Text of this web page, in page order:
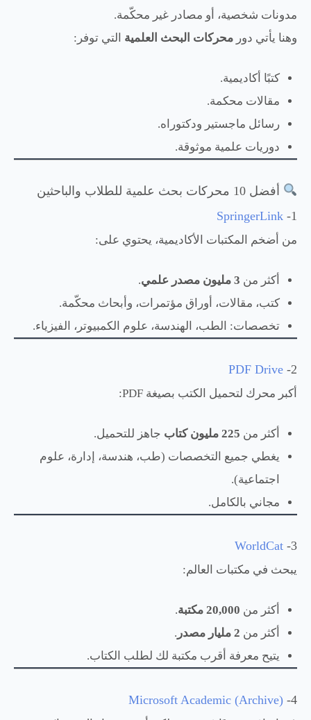
مدونات شخصية، أو مصادر غير محكّمة.
وهنا يأتي دور محركات البحث العلمية التي توفر:
كتبًا أكاديمية.
مقالات محكمة.
رسائل ماجستير ودكتوراه.
دوريات علمية موثوقة.
أفضل 10 محركات بحث علمية للطلاب والباحثين
1-
SpringerLink
من أضخم المكتبات الأكاديمية، يحتوي على:
أكثر من 3 مليون مصدر علمي
.
كتب، مقالات، أوراق مؤتمرات، وأبحاث محكّمة.
تخصصات: الطب، الهندسة، علوم الكمبيوتر، الفيزياء.
2-
PDF Drive
أكبر محرك لتحميل الكتب بصيغة PDF:
أكثر من 225 مليون كتاب
جاهز للتحميل.
يغطي جميع التخصصات (طب، هندسة، إدارة، علوم
اجتماعية).
مجاني بالكامل.
3-
WorldCat
يبحث في مكتبات العالم:
أكثر من 20,000 مكتبة
.
أكثر من 2 مليار مصدر
.
يتيح معرفة أقرب مكتبة لك لطلب الكتاب.
4-
Microsoft Academic (Archive)